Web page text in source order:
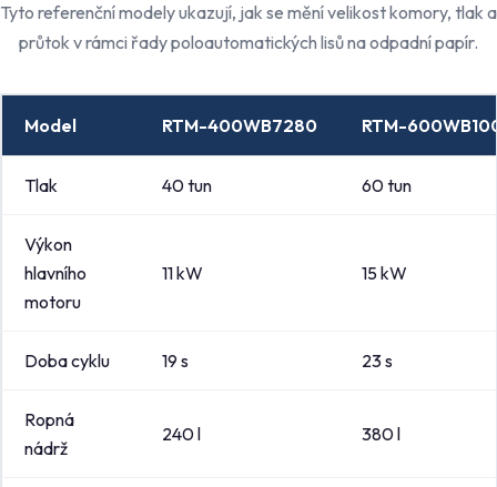
Tyto referenční modely ukazují, jak se mění velikost komory, tlak a
průtok v rámci řady poloautomatických lisů na odpadní papír.
Model RTM-400WB7280 RTM-
Tlak 40 tun 60 tun
Výkon
hlavního
motoru
11 kW 15 kW
Doba cyklu 19 s 23 s
Ropná
nádrž
240 l 380 l